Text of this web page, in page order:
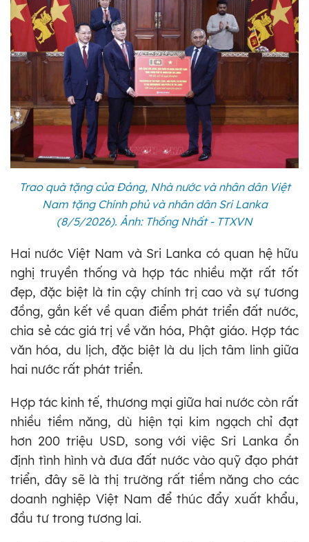
Trao quà tặng của Đảng, Nhà nước và nhân dân Việt
Nam tặng Chính phủ và nhân dân Sri Lanka
(8/5/2026). Ảnh: Thống Nhất - TTXVN
Hai nước Việt Nam và Sri Lanka có quan hệ hữu
nghị truyền thống và hợp tác nhiều mặt rất tốt
đẹp, đặc biệt là tin cậy chính trị cao và sự tương
đồng, gắn kết về quan điểm phát triển đất nước,
chia sẻ các giá trị về văn hóa, Phật giáo. Hợp tác
văn hóa, du lịch, đặc biệt là du lịch tâm linh giữa
hai nước rất phát triển.
Hợp tác kinh tế, thương mại giữa hai nước còn rất
nhiều tiềm năng, dù hiện tại kim ngạch chỉ đạt
hơn 200 triệu USD, song với việc Sri Lanka ổn
định tình hình và đưa đất nước vào quỹ đạo phát
triển, đây sẽ là thị trường rất tiềm năng cho các
doanh nghiệp Việt Nam để thúc đẩy xuất khẩu,
đầu tư trong tương lai.